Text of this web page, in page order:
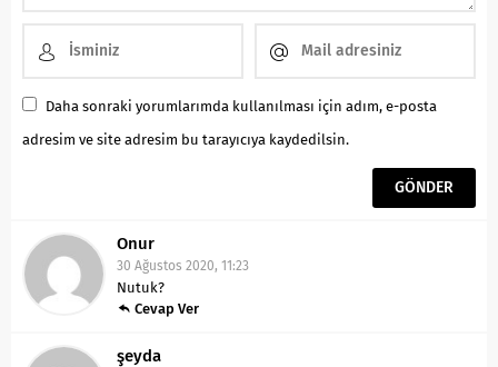
Daha sonraki yorumlarımda kullanılması için adım, e-posta
adresim ve site adresim bu tarayıcıya kaydedilsin.
Onur
30 Ağustos 2020, 11:23
Nutuk?
Cevap Ver
şeyda